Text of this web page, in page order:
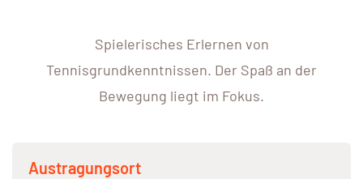
Spielerisches Erlernen von
Tennisgrundkenntnissen. Der Spaß an der
Bewegung liegt im Fokus.
Austragungsort